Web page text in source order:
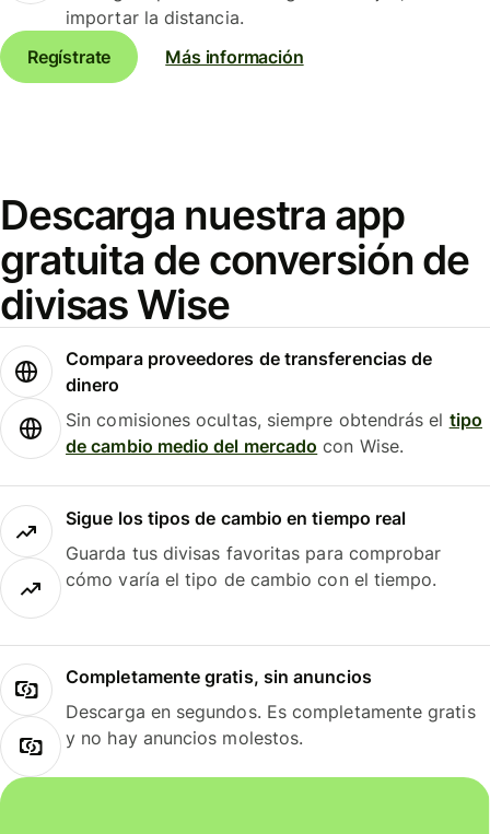
importar la distancia.
Regístrate
Más información
Descarga nuestra app
gratuita de conversión de
divisas Wise
Compara proveedores de transferencias de
dinero
Sin comisiones ocultas, siempre obtendrás el tipo
de cambio medio del mercado con Wise.
Sigue los tipos de cambio en tiempo real
Guarda tus divisas favoritas para comprobar
cómo varía el tipo de cambio con el tiempo.
Completamente gratis, sin anuncios
Descarga en segundos. Es completamente gratis
y no hay anuncios molestos.